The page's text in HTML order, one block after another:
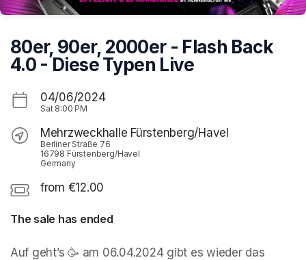
80er, 90er, 2000er - Flash Back
4.0 - Diese Typen Live
04/06/2024
Sat 8:00 PM
Mehrzweckhalle Fürstenberg/Havel
Berliner Straße 76
16798 Fürstenberg/Havel
Germany
from €12.00
The sale has ended
Auf geht’s 🥳 am 06.04.2024 gibt es wieder das